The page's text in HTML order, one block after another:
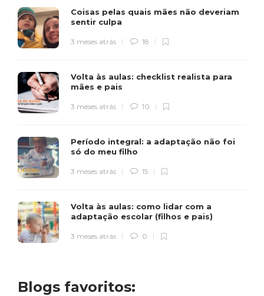
Coisas pelas quais mães não deveriam
sentir culpa
3 meses atrás 18
Volta às aulas: checklist realista para
mães e pais
3 meses atrás 10
Período integral: a adaptação não foi
só do meu filho
3 meses atrás 15
Volta às aulas: como lidar com a
adaptação escolar (filhos e pais)
3 meses atrás 0
Blogs favoritos: